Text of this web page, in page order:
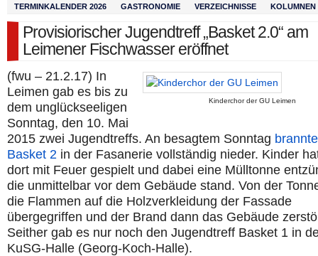
TERMINKALENDER 2026 GASTRONOMIE VERZEICHNISSE KOLUMNEN
Provisiorischer Jugendtreff „Basket 2.0“ am
Leimener Fischwasser eröffnet
Kinderchor der GU Leimen
(fwu – 21.2.17) In
Leimen gab es bis zu
dem unglückseeligen
Sonntag, den 10. Mai
2015 zwei Jugendtreffs. An besagtem Sonntag
Basket 2 in der Fasanerie vollständig nieder. Kinder
dort mit Feuer gespielt und dabei eine Mülltonne
die unmittelbar vor dem Gebäude stand. Von der
die Flammen auf die Holzverkleidung der Fassade
übergegriffen und der Brand dann das Gebäude
Seither gab es nur noch den Jugendtreff Basket 1 in
KuSG-Halle (Georg-Koch-Halle).